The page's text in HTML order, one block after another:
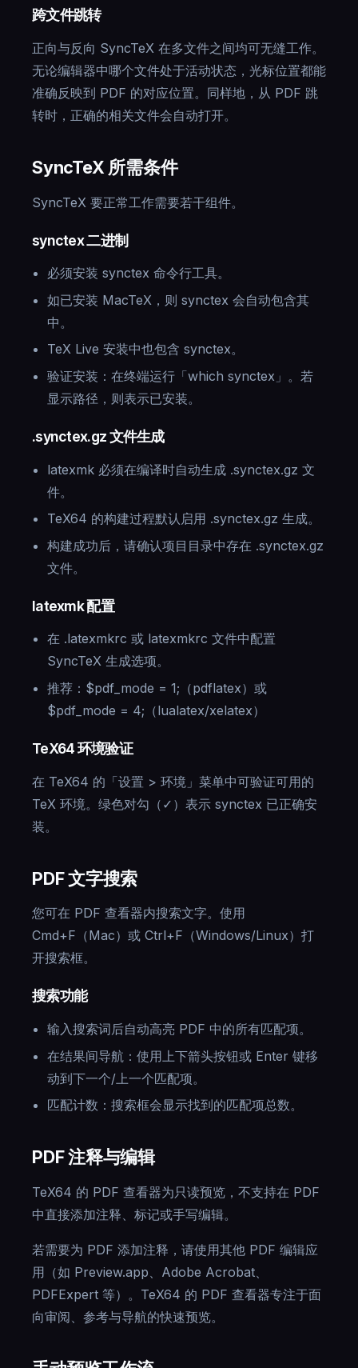
跨文件跳转
正向与反向 SyncTeX 在多文件之间均可无缝工作。
无论编辑器中哪个文件处于活动状态，光标位置都能
准确反映到 PDF 的对应位置。同样地，从 PDF 跳
转时，正确的相关文件会自动打开。
SyncTeX 所需条件
SyncTeX 要正常工作需要若干组件。
synctex 二进制
必须安装 synctex 命令行工具。
如已安装 MacTeX，则 synctex 会自动包含其
中。
TeX Live 安装中也包含 synctex。
验证安装：在终端运行「which synctex」。若
显示路径，则表示已安装。
.synctex.gz 文件生成
latexmk 必须在编译时自动生成 .synctex.gz 文
件。
TeX64 的构建过程默认启用 .synctex.gz 生成。
构建成功后，请确认项目目录中存在 .synctex.gz
文件。
latexmk 配置
在 .latexmkrc 或 latexmkrc 文件中配置
SyncTeX 生成选项。
推荐：$pdf_mode = 1;（pdflatex）或
$pdf_mode = 4;（lualatex/xelatex）
TeX64 环境验证
在 TeX64 的「设置 > 环境」菜单中可验证可用的
TeX 环境。绿色对勾（✓）表示 synctex 已正确安
装。
PDF 文字搜索
您可在 PDF 查看器内搜索文字。使用
Cmd+F（Mac）或 Ctrl+F（Windows/Linux）打
开搜索框。
搜索功能
输入搜索词后自动高亮 PDF 中的所有匹配项。
在结果间导航：使用上下箭头按钮或 Enter 键移
动到下一个/上一个匹配项。
匹配计数：搜索框会显示找到的匹配项总数。
PDF 注释与编辑
TeX64 的 PDF 查看器为只读预览，不支持在 PDF
中直接添加注释、标记或手写编辑。
若需要为 PDF 添加注释，请使用其他 PDF 编辑应
用（如 Preview.app、Adobe Acrobat、
PDFExpert 等）。TeX64 的 PDF 查看器专注于面
向审阅、参考与导航的快速预览。